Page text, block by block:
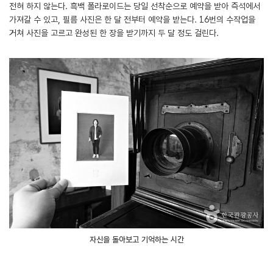
전혀 하지 않는다. 흑백 폴라로이드는 당일 선착순으로 예약을 받아 즉석에서
가져갈 수 있고, 필름 사진은 한 달 전부터 예약을 받는다. 16번의 수작업을
거쳐 사진을 고르고 완성된 한 장을 받기까지 두 달 정도 걸린다.
자신을 돌아보고 기억하는 시간